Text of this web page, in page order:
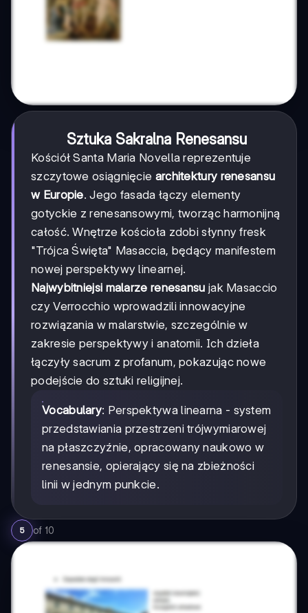
Sztuka Sakralna Renesansu
Kościół Santa Maria Novella reprezentuje
szczytowe osiągnięcie architektury renesansu
w Europie. Jego fasada łączy elementy
gotyckie z renesansowymi, tworząc harmonijną
całość. Wnętrze kościoła zdobi słynny fresk
"Trójca Święta" Masaccia, będący manifestem
nowej perspektywy linearnej.
Najwybitniejsi malarze renesansu jak Masaccio
czy Verrocchio wprowadzili innowacyjne
rozwiązania w malarstwie, szczególnie w
zakresie perspektywy i anatomii. Ich dzieła
łączyły sacrum z profanum, pokazując nowe
podejście do sztuki religijnej.
Vocabulary: Perspektywa linearna - system
przedstawiania przestrzeni trójwymiarowej
na płaszczyźnie, opracowany naukowo w
renesansie, opierający się na zbieżności
linii w jednym punkcie.
5 of 10